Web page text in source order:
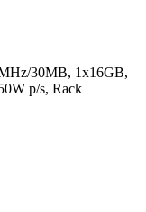
30MB, 1x16GB,
p/s, Rack